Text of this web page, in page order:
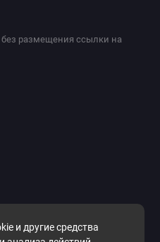
и другие средства
размещения ссылки на